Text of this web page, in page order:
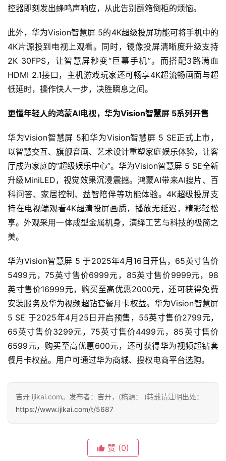
控器即刻发出蜂鸣声响应，从此告别翻箱倒柜的烦恼。
此外，华为Vision智慧屏 5的4K超级投屏功能可将手机中的
4K片源投到电视上观看。同时，镜像投屏清晰度升级支持
2K 30FPS，让智慧屏秒变“巨幕手机”。而搭配3路满血
HDMI 2.1接口，主机游戏玩家还可畅享4K超流畅画面与超
低延时，操作快人一步，决胜瞬息之间。
更懂年轻人的鸿蒙AI电视，华为Vision智慧屏 5系列开售
华为Vision智慧屏 5和华为Vision智慧屏 5 SE正式上市，
以智慧交互、旗舰音画、艺术设计重塑家庭娱乐体验，让客
厅成为家庭的“超级娱乐中心”。华为Vision智慧屏 5 SE全新
升级MiniLED，视觉效果沉浸震撼。鸿蒙AI带来AI搜片、百
科问答、家居控制、益智陪伴等功能体验。4K超级投屏支
持在电视端观看4K超清投屏画质，播放无延迟，精彩轻松
享。外观采用一体成型金属机身，演绎工艺与科技的极简之
美。
华为Vision智慧屏 5 于2025年4月16日开售，65英寸售价
5499元，75英寸售价6999元，85英寸售价9999元，98
英寸售价16999元，购买至高优惠2000元，还可获得免费
安装服务及华为视频超钻套餐月卡权益。华为Vision智慧屏
5 SE 于2025年4月25日开启预售，55英寸售价2799元，
65英寸售价3299元，75英寸售价4499元，85英寸售价
6599元，购买至高优惠600元，还可获得华为视频超钻套
餐月卡权益。用户可通过华为商城、授权电商平台选购。
吉开 ijikai.com。发布者：吉开，(稿源： )转载请注明出处：
https://www.ijikai.com/t/5687
赞 (0)